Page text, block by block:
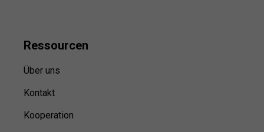
Ressourcen
Über uns
Kontakt
Kooperation